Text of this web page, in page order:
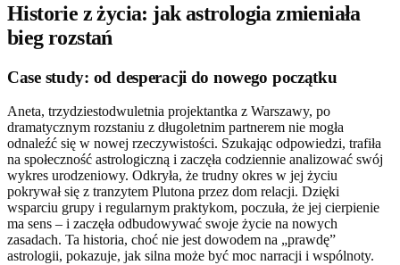
Historie z życia: jak astrologia zmieniała
bieg rozstań
Case study: od desperacji do nowego początku
Aneta, trzydziestodwuletnia projektantka z Warszawy, po
dramatycznym rozstaniu z długoletnim partnerem nie mogła
odnaleźć się w nowej rzeczywistości. Szukając odpowiedzi, trafiła
na społeczność astrologiczną i zaczęła codziennie analizować swój
wykres urodzeniowy. Odkryła, że trudny okres w jej życiu
pokrywał się z tranzytem Plutona przez dom relacji. Dzięki
wsparciu grupy i regularnym praktykom, poczuła, że jej cierpienie
ma sens – i zaczęła odbudowywać swoje życie na nowych
zasadach. Ta historia, choć nie jest dowodem na „prawdę”
astrologii, pokazuje, jak silna może być moc narracji i wspólnoty.